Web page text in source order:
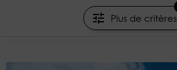
Plus de critères
6 chambres
COLPAERT IMMOBILIER DE PRESTIGE